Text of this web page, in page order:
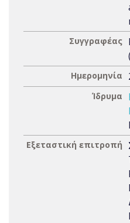
Συγγραφέας
Ημερομηνία
Ίδρυμα
Εξεταστική επιτροπή